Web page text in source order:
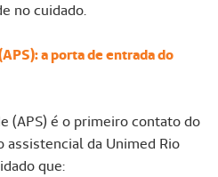
no cuidado.
a porta de entrada do
(APS) é o primeiro contato do
da Unimed Rio
que: